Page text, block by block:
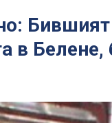
в Белене,